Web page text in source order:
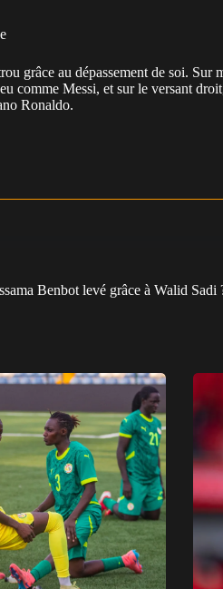
grâce au dépassement de soi. Sur
comme Messi, et sur le versant
Ronaldo.
Benbot levé grâce à Walid Sadi